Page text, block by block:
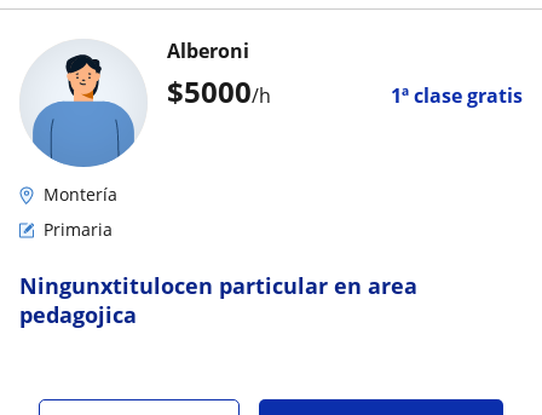
$5000/h 1ª clase gratis
Alberoni
Montería
Primaria
Ningunxtitulocen particular en area
pedagojica